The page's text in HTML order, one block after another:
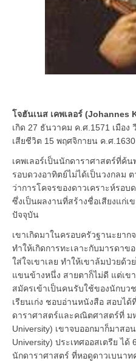
โจฮันเนส เคพเลอร์ (Johannes
เกิด 27 ธันวาคม ค.ศ.1571 เมือง
เสียชีวิต 15 พฤศจิกายน ค.ศ
เคพเลอร์เป็นนักดาราศาสตร์ที่ค้
รอบดวงอาทิตย์ไม่ได้เป็นวงกลม
ว่าการโคจรของดาวเคราะห์รอ
ซึ่งเป็นผลงานที่สร้างชื่อเสียงแก่
ปัจจุบัน
เขาเกิดมาในครอบครัวฐานะยา
ทำให้เกิดการทะเลาะกับมารดาข
ใส่ใจเขาเลย ทำให้เขาล้มป่วยด้
แขนข้างหนึ่ง สายตาก็ไม่ดี แต่เข
สมัครเข้าเป็นคนรับใช้ของนักบว
เรียนเก่ง ชอบอ่านหนังสือ สอบไ
ดาราศาสตร์และคณิตศาสตร์ที่ ม
University) เขาจบออกมาก็มาส
University) ประเทศออสเตรีย ไ
นักดาราศาสตร์ ที่หอดูดาวเบนา